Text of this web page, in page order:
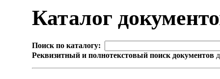
Каталог
Поиск по каталогу:
Реквизитный и полнотекстовый поиск документов